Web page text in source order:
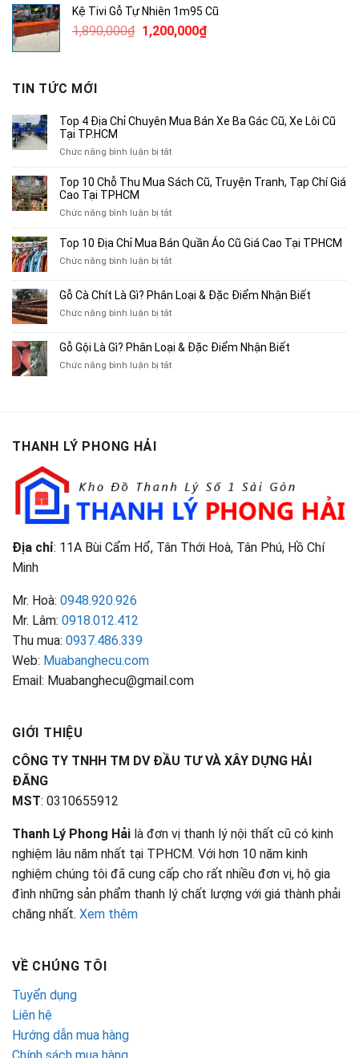
3,800,000₫.là:
2,500,000₫.
Kệ Tivi Gỗ Tự Nhiên 1m95 Cũ
1,890,000₫ Giá
1,200,000₫Giá
TIN TỨC MỚI
Top 4 Địa Chỉ Chuyên Mua Bán Xe Ba Gác Cũ, Xe Lôi Cũ
Tại TP.HCM
Chức năng bình luận bị tắtở
4
Bán
Xe
Cũ,
Xe
Cũ
TP.HCM
Top 10 Chỗ Thu Mua Sách Cũ, Truyện Tranh, Tạp Chí Giá
Cao Tại TPHCM
Chức năng bình luận bị tắtở
10
Thu
Sách
Tạp
Chí
Top 10 Địa Chỉ Mua Bán Quần Áo Cũ Giá Cao Tại TPHCM
Chức năng bình luận bị tắtở
Địa
Chỉ
Bán
Áo
Gỗ Cà Chít Là Gì? Phân Loại & Đặc Điểm Nhận Biết
Chức năng bình luận bị tắtở
Chít
Là
Gỗ Gội Là Gì? Phân Loại & Đặc Điểm Nhận Biết
Chức năng bình luận bị tắtở
Điểm
Nhận
Biết
THANH LÝ PHONG HẢI
Địa chỉ: 11A Bùi Cẩm Hổ, Tân Thới Hoà, Tân Phú, Hồ Chí
Minh
Mr. Hoà: 0948.920.926
Mr. Lâm: 0918.012.412
Thu mua: 0937.486.339
Web: Muabanghecu.com
Email: Muabanghecu@gmail.com
GIỚI THIỆU
CÔNG TY TNHH TM DV ĐẦU TƯ VÀ XÂY DỰNG HẢI
ĐĂNG
MST: 0310655912
Thanh Lý Phong Hải là đơn vị thanh lý nội thất cũ có kinh
nghiệm lâu năm nhất tại TPHCM. Với hơn 10 năm kinh
nghiệm chúng tôi đã cung cấp cho rất nhiều đơn vị, hộ gia
đình những sản phẩm thanh lý chất lượng với giá thành phải
chăng nhất. Xem thêm
VỀ CHÚNG TÔI
Tuyển dụng
Liên hệ
Hướng dẫn mua hàng